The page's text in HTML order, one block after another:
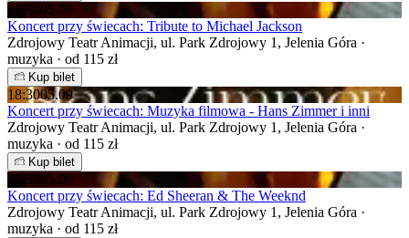
16:3005.09
Koncert przy świecach: Tribute to Michael Jackson
Zdrojowy Teatr Animacji, ul. Park Zdrojowy 1, Jelenia Góra ·
muzyka · od 115 zł
Kup bilet
18:3005.09
Koncert przy świecach: Muzyka filmowa - Hans Zimmer i inni
Zdrojowy Teatr Animacji, ul. Park Zdrojowy 1, Jelenia Góra ·
muzyka · od 115 zł
Kup bilet
20:3005.09
Koncert przy świecach: Ed Sheeran & The Weeknd
Zdrojowy Teatr Animacji, ul. Park Zdrojowy 1, Jelenia Góra ·
muzyka · od 115 zł